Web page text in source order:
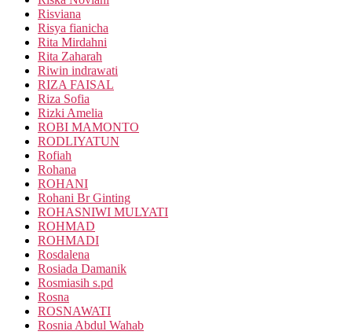
Risviana
Risya fianicha
Rita Mirdahni
Rita Zaharah
Riwin indrawati
RIZA FAISAL
Riza Sofia
Rizki Amelia
ROBI MAMONTO
RODLIYATUN
Rofiah
Rohana
ROHANI
Rohani Br Ginting
ROHASNIWI MULYATI
ROHMAD
ROHMADI
Rosdalena
Rosiada Damanik
Rosmiasih s.pd
Rosna
ROSNAWATI
Rosnia Abdul Wahab